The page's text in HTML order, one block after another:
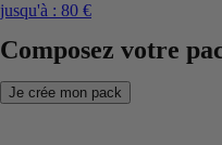
jusqu'à : 80 €
Composez votre
Je crée mon pack